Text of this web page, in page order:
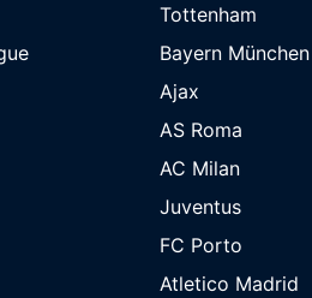
Tottenham
Bayern München
Ajax
AS Roma
AC Milan
Juventus
FC Porto
Atletico Madrid